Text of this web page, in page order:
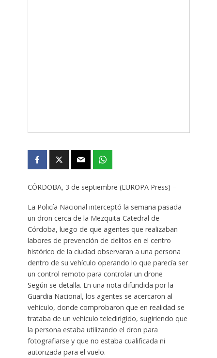
CÓRDOBA, 3 de septiembre (EUROPA Press) –
La Policía Nacional interceptó la semana pasada
un dron cerca de la Mezquita-Catedral de
Córdoba, luego de que agentes que realizaban
labores de prevención de delitos en el centro
histórico de la ciudad observaran a una persona
dentro de su vehículo operando lo que parecía ser
un control remoto para controlar un drone
Según se detalla. En una nota difundida por la
Guardia Nacional, los agentes se acercaron al
vehículo, donde comprobaron que en realidad se
trataba de un vehículo teledirigido, sugiriendo que
la persona estaba utilizando el dron para
fotografiarse y que no estaba cualificada ni
autorizada para el vuelo.